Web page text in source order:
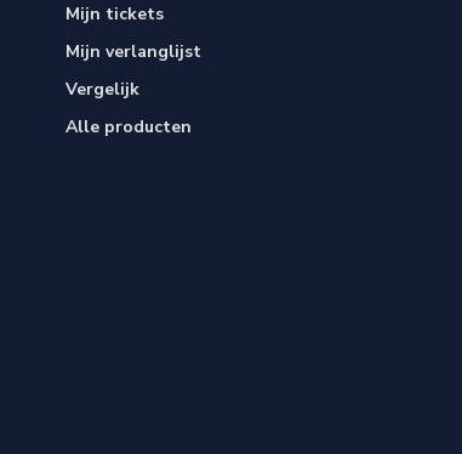
Mijn tickets
Mijn verlanglijst
Vergelijk
Alle producten